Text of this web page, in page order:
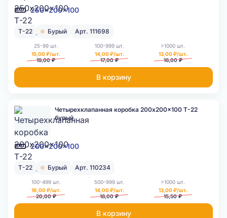
250x200x100
Т-22 Бурый Арт. 111698
25-99 шт.
15,00 ₽/шт.
19,00 ₽
100-999 шт.
14,00 ₽/шт.
17,00 ₽
>1000 шт.
13,00 ₽/шт.
16,00 ₽
В корзину
200x200x100
Четырехклапанная коробка 200x200x100 Т-22
бурый
Т-22 Бурый Арт. 110234
100-499 шт.
16,00 ₽/шт.
20,00 ₽
500-999 шт.
14,00 ₽/шт.
18,00 ₽
>1000 шт.
13,00 ₽/шт.
15,50 ₽
В корзину